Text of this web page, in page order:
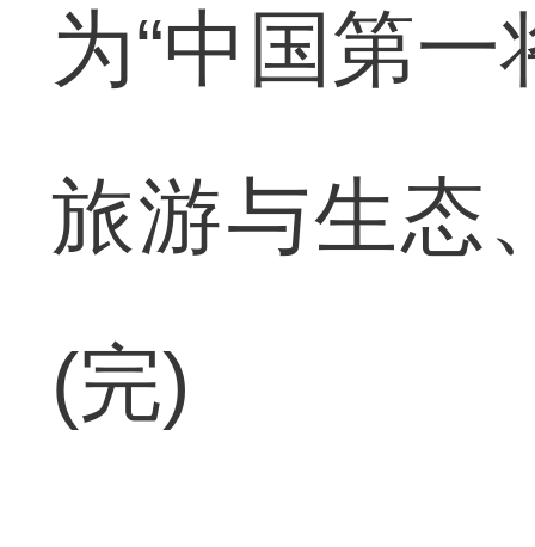
为“中国第
旅游与生态
(完)